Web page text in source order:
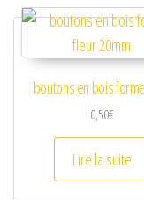
boutons en bois
0,50€
Lire la suite